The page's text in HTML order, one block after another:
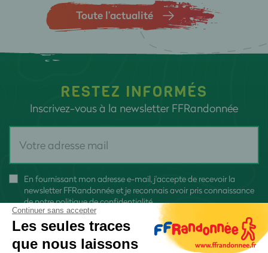
Toute l’actualité
RESTEZ INFORMÉS
Inscrivez-vous à la newsletter FFRandonnée
En fournissant mon adresse e-mail, j'accepte de recevoir la
newsletter FFRandonnée et je reconnais avoir pris connaissance
denotre politique de confidentialité
Continuer sans accepter
Les seules traces
que nous laissons